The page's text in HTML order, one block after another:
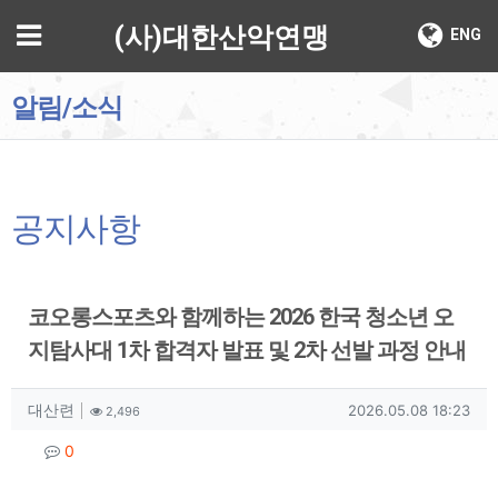
메뉴 ENG
(사)대한산악연맹
알림/소식
공지사항
코오롱스포츠와 함께하는 2026 한국 청소년 오
지탐사대 1차 합격자 발표 및 2차 선발 과정 안내
작성자 정보
대산련 작성2,496조회 작성일
2026.05.08 18:23
컨텐츠 정보
0